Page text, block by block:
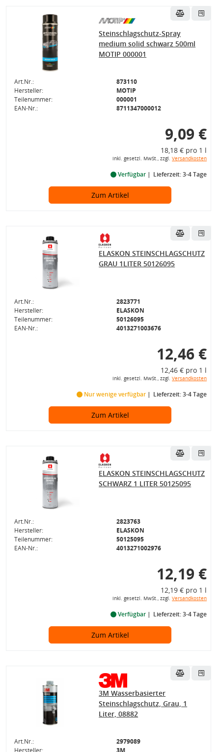
Steinschlagschutz-Spray
medium solid schwarz 500ml
MOTIP 000001
Art.Nr.:
873110
Hersteller:
MOTIP
Teilenummer:
000001
EAN-Nr.:
8711347000012
9,09 €
18,18 € pro 1 l
inkl. gesetzl. MwSt., zzgl. Versandkosten
Verfügbar Lieferzeit: 3-4 Tage
Zum Artikel
ELASKON STEINSCHLAGSCHUTZ
GRAU 1LITER 50126095
Art.Nr.:
2823771
Hersteller:
ELASKON
Teilenummer:
50126095
EAN-Nr.:
4013271003676
12,46 €
12,46 € pro 1 l
inkl. gesetzl. MwSt., zzgl. Versandkosten
Nur wenige verfügbar Lieferzeit: 3-4 Tage
Zum Artikel
ELASKON STEINSCHLAGSCHUTZ
SCHWARZ 1 LITER 50125095
Art.Nr.:
2823763
Hersteller:
ELASKON
Teilenummer:
50125095
EAN-Nr.:
4013271002976
12,19 €
12,19 € pro 1 l
inkl. gesetzl. MwSt., zzgl. Versandkosten
Verfügbar Lieferzeit: 3-4 Tage
Zum Artikel
3M Wasserbasierter
Steinschlagschutz, Grau, 1
Liter, 08882
Art.Nr.:
2979089
Hersteller:
3M